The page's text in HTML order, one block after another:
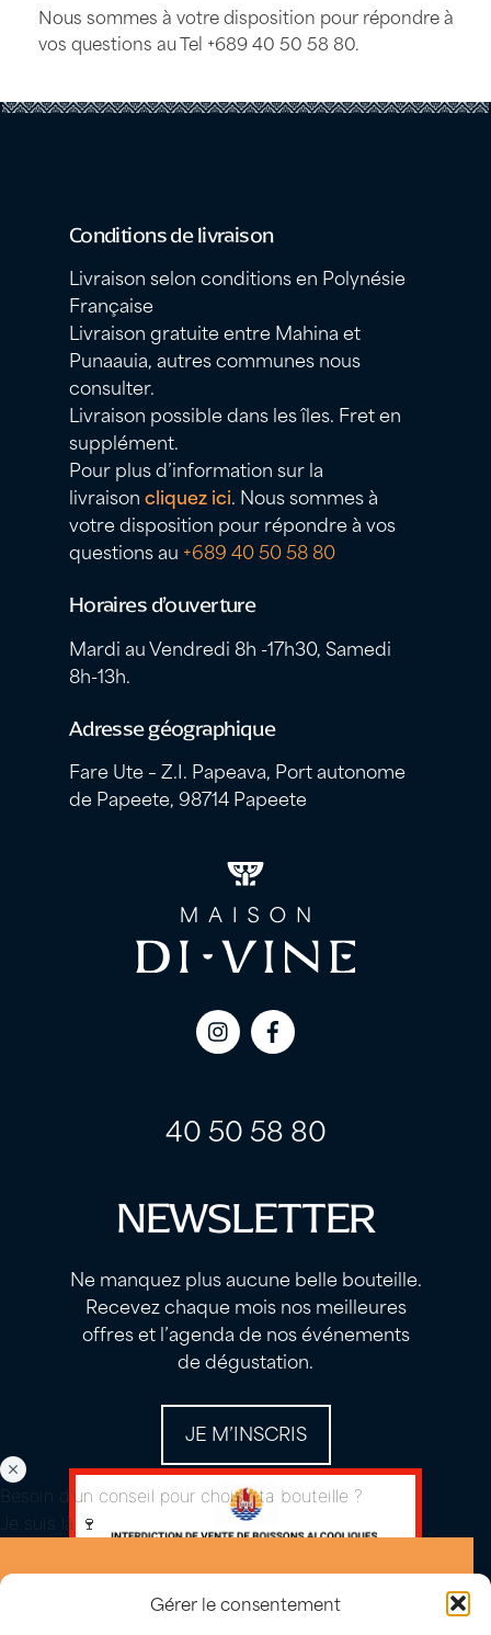
Gérer le consentement
Nous sommes à votre disposition pour répondre à
vos questions au Tel +689 40 50 58 80.
Conditions de livraison
Livraison selon conditions en Polynésie
Française
Livraison gratuite entre Mahina et
Punaauia, autres communes nous
consulter.
Livraison possible dans les îles. Fret en
supplément.
Pour plus d’information sur la
livraisoncliquez ici. Nous sommes à
votre disposition pour répondre à vos
questions au +689 40 50 58 80
Horaires d’ouverture
Mardi au Vendredi 8h -17h30, Samedi
8h-13h.
Adresse géographique
Fare Ute – Z.I. Papeava, Port autonome
de Papeete, 98714 Papeete
Icon
Icon
40 50 58 80
NEWSLETTER
Ne manquez plus aucune belle bouteille.
Recevez chaque mois nos meilleures
offres et l’agenda de nos événements
de dégustation.
JE M’INSCRIS
Besoin d'un conseil pour choisir ta bouteille ?
Je suis là 🍷